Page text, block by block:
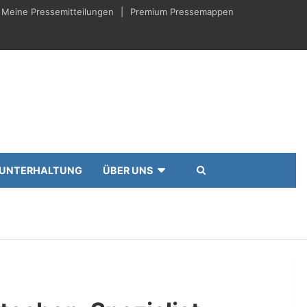
Meine Pressemitteilungen Premium Pressemappen
UNTERHALTUNG ÜBER UNS